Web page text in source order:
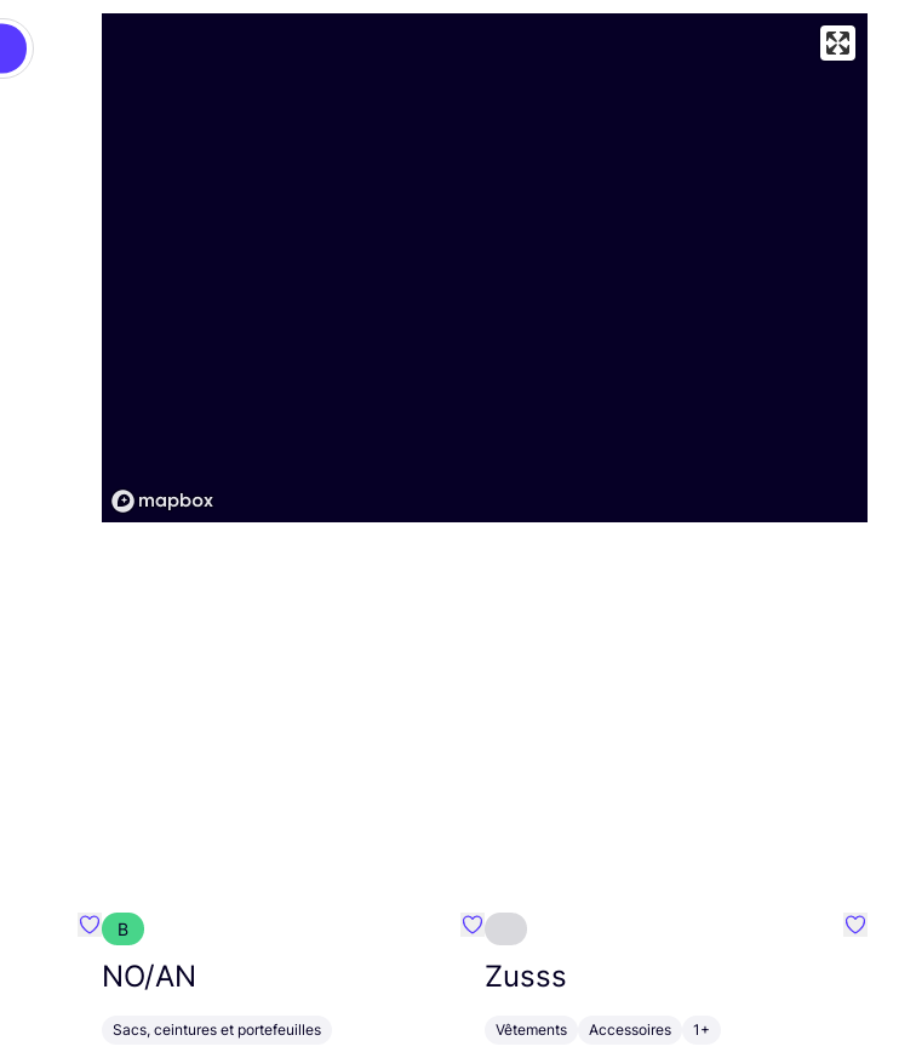
Préféré {nom}
B
NO/AN
Sacs, ceintures et portefeuilles
Préféré {nom}
Zusss
Vêtements Accessoires 1+